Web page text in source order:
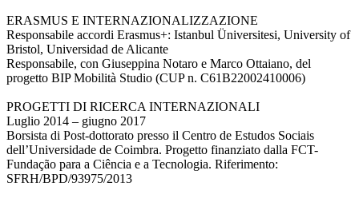
ERASMUS E INTERNAZIONALIZZAZIONE
Responsabile accordi Erasmus+: Istanbul Üniversitesi, University of
Bristol, Universidad de Alicante
Responsabile, con Giuseppina Notaro e Marco Ottaiano, del
progetto BIP Mobilità Studio (CUP n. C61B22002410006)
PROGETTI DI RICERCA INTERNAZIONALI
Luglio 2014 – giugno 2017
Borsista di Post-dottorato presso il Centro de Estudos Sociais
dell’Universidade de Coimbra. Progetto finanziato dalla FCT-
Fundação para a Ciência e a Tecnologia. Riferimento:
SFRH/BPD/93975/2013